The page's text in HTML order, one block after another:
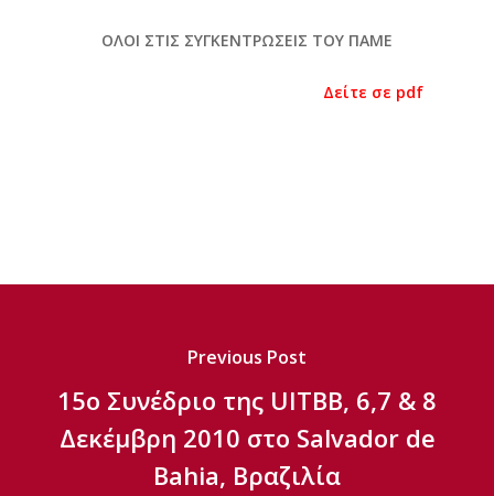
ΟΛΟΙ ΣΤΙΣ ΣΥΓΚΕΝΤΡΩΣΕΙΣ ΤΟΥ ΠΑΜΕ
Δείτε σε pdf
Previous Post
15ο Συνέδριο της UITBB, 6,7 & 8
Δεκέμβρη 2010 στο Salvador de
Bahia, Βραζιλία